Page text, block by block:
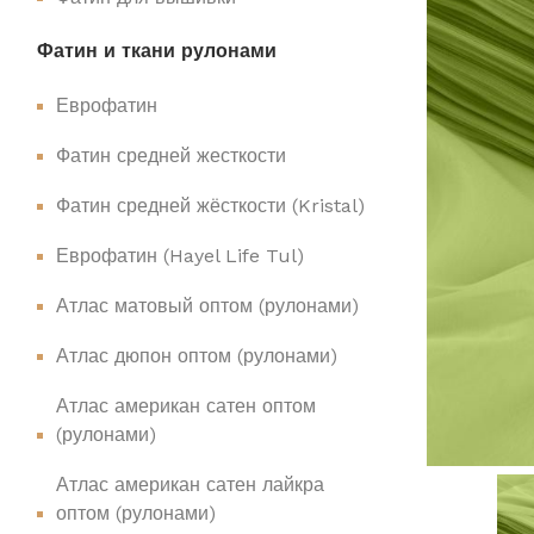
Фатин и ткани рулонами
Еврофатин
Фатин средней жесткости
Фатин средней жёсткости (Kristal)
Еврофатин (Hayel Life Tul)
Атлас матовый оптом (рулонами)
Атлас дюпон оптом (рулонами)
Атлас американ сатен оптом
(рулонами)
Атлас американ сатен лайкра
оптом (рулонами)